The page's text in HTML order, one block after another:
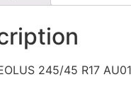
245/45 R17